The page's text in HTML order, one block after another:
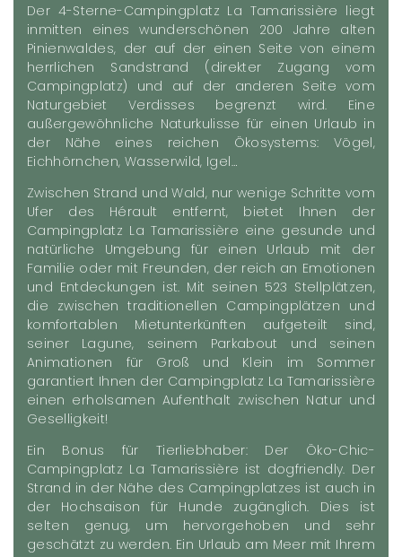
Der 4-Sterne-Campingplatz La Tamarissière liegt
inmitten eines wunderschönen 200 Jahre alten
Pinienwaldes, der auf der einen Seite von einem
herrlichen Sandstrand (direkter Zugang vom
Campingplatz) und auf der anderen Seite vom
Naturgebiet Verdisses begrenzt wird. Eine
außergewöhnliche Naturkulisse für einen Urlaub in
der Nähe eines reichen Ökosystems: Vögel,
Eichhörnchen, Wasserwild, Igel…
Zwischen Strand und Wald, nur wenige Schritte vom
Ufer des Hérault entfernt, bietet Ihnen der
Campingplatz La Tamarissière eine gesunde und
natürliche Umgebung für einen Urlaub mit der
Familie oder mit Freunden, der reich an Emotionen
und Entdeckungen ist. Mit seinen 523 Stellplätzen,
die zwischen traditionellen Campingplätzen und
komfortablen Mietunterkünften aufgeteilt sind,
seiner Lagune, seinem Parkabout und seinen
Animationen für Groß und Klein im Sommer
garantiert Ihnen der Campingplatz La Tamarissière
einen erholsamen Aufenthalt zwischen Natur und
Geselligkeit!
Ein Bonus für Tierliebhaber: Der Öko-Chic-
Campingplatz La Tamarissière ist dogfriendly. Der
Strand in der Nähe des Campingplatzes ist auch in
der Hochsaison für Hunde zugänglich. Dies ist
selten genug, um hervorgehoben und sehr
geschätzt zu werden. Ein Urlaub am Meer mit Ihrem